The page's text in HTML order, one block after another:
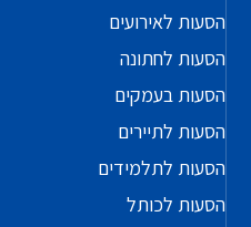
הסעות לאירועים
הסעות לחתונה
הסעות בעמקים
הסעות לתיירים
הסעות לתלמידים
הסעות לכותל